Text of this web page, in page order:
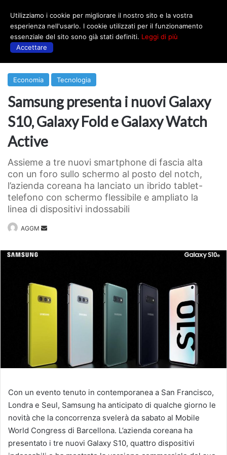
Economia Tecnologia
Samsung presenta i nuovi Galaxy
S10, Galaxy Fold e Galaxy Watch
Active
Assieme a tre nuovi smartphone di fascia alta
con un foro sullo schermo al posto del notch,
l’azienda coreana ha lanciato un ibrido tablet-
telefono con schermo flessibile e ampliato la
linea di dispositivi indossabili
AGGM
Invia
Con un evento tenuto in contemporanea a San Francisco,
Londra e Seul, Samsung ha anticipato di qualche giorno le
novità che la concorrenza svelerà da sabato al Mobile
World Congress di Barcellona. L’azienda coreana ha
presentato i tre nuovi Galaxy S10, quattro dispositivi
Utilizziamo i cookie per migliorare il nostro sito e la vostra
esperienza nell'usarlo. I cookie utilizzati per il funzionamento
essenziale del sito sono già stati definiti. Leggi di più
Accettare